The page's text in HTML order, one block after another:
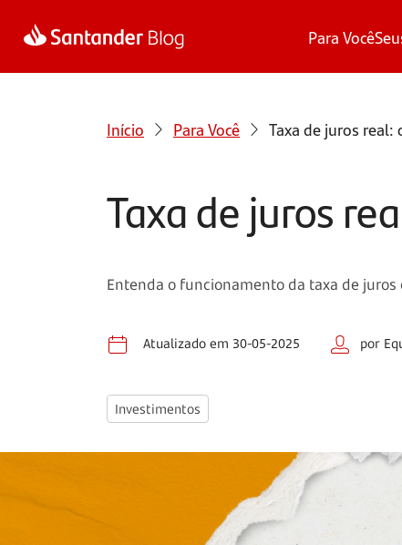
Para Você
Início Para Você Taxa de juros real:
Taxa de juros
Entenda o funcionamento da taxa de
Atualizado em 30-05-2025 por
Investimentos